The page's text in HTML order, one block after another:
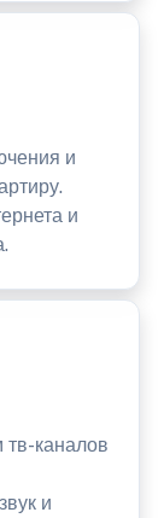
и
и
тв-каналов
и